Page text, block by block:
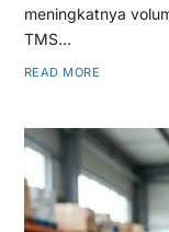
meningkatnya
TMS…
READ MORE